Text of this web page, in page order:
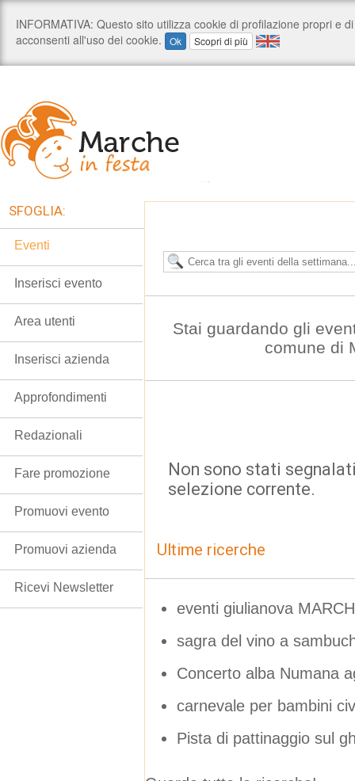
Stai guardando gli
comune di
Non sono stati
selezione corrente.
Ultime ricerche
eventi giulianova
sagra del vino a
Concerto alba Numana
carnevale per bambini
Pista di pattinaggio sul
SFOGLIA:
Eventi
Inserisci evento
Area utenti
Inserisci azienda
Approfondimenti
Redazionali
Fare promozione
Promuovi evento
Promuovi azienda
Ricevi Newsletter